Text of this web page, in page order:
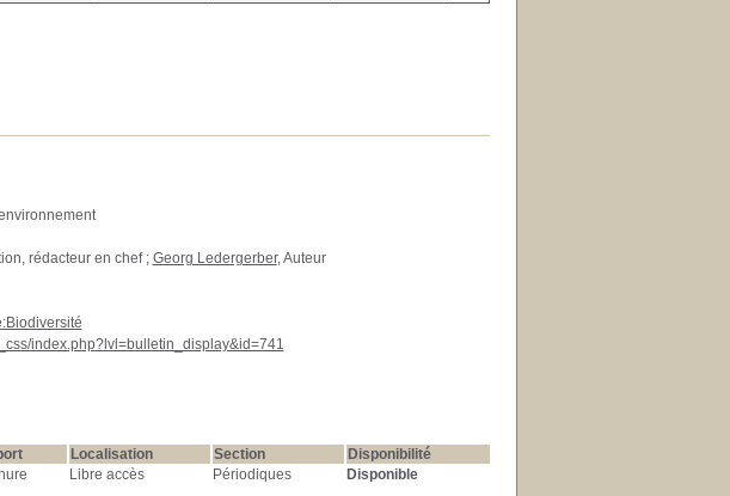
rédacteur en chef ; Georg Ledergerber, Auteur
index.php?lvl=bulletin_display&id=741
Localisation Section
Disponibilité
Libre accès Périodiques Disponible